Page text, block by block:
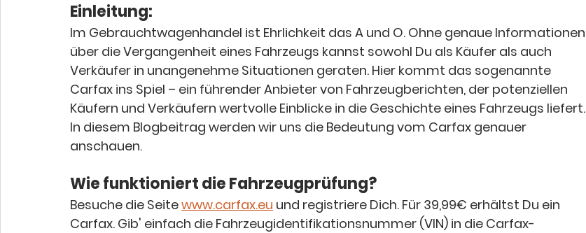
Einleitung:
Im Gebrauchtwagenhandel ist Ehrlichkeit das A und O. Ohne genaue Informationen
über die Vergangenheit eines Fahrzeugs kannst sowohl Du als Käufer als auch
Verkäufer in unangenehme Situationen geraten. Hier kommt das sogenannte
Carfax ins Spiel – ein führender Anbieter von Fahrzeugberichten, der potenziellen
Käufern und Verkäufern wertvolle Einblicke in die Geschichte eines Fahrzeugs liefert.
In diesem Blogbeitrag werden wir uns die Bedeutung vom Carfax genauer
anschauen.
Wie funktioniert die Fahrzeugprüfung?
Besuche die Seite www.carfax.eu und registriere Dich. Für 39,99€ erhältst Du ein
Carfax. Gib' einfach die Fahrzeugidentifikationsnummer (VIN) in die Carfax-